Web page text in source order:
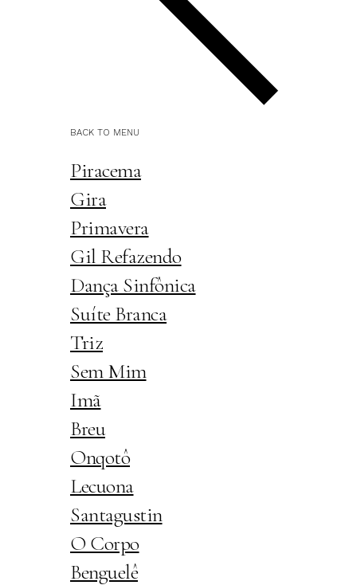
BACK TO MENU
Piracema
Gira
Primavera
Gil Refazendo
Dança Sinfônica
Suíte Branca
Triz
Sem Mim
Imã
Breu
Onqotô
Lecuona
Santagustin
O Corpo
Benguelê